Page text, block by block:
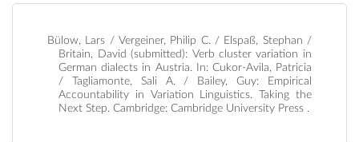
Bülow, Lars / Vergeiner, Philip C. / Elspaß, Stephan /
Britain, David (submitted): Verb cluster variation in
German dialects in Austria. In: Cukor-Avila, Patricia
/ Tagliamonte, Sali A. / Bailey, Guy: Empirical
Accountability in Variation Linguistics. Taking the
Next Step. Cambridge: Cambridge University Press .